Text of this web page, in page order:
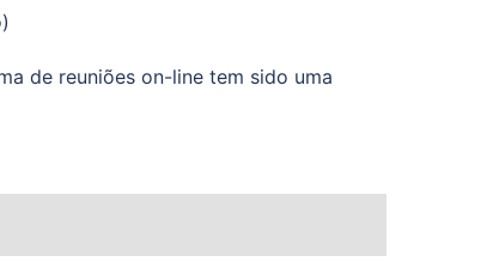
de reuniões on-line tem sido uma